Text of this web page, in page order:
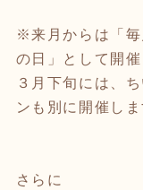
※来月からは「毎
の日」として開
３月下旬には、
ンも別に開催し
さらに